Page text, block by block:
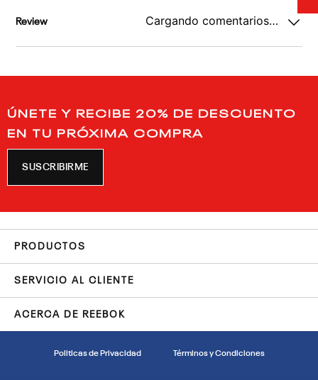
Review Cargando comentarios…
ÚNETE Y RECIBE 20% DE DESCUENTO
EN TU PRÓXIMA COMPRA
SUSCRIBIRME
PRODUCTOS
SERVICIO AL CLIENTE
ACERCA DE REEBOK
Politicas de Privacidad Términos y Condiciones